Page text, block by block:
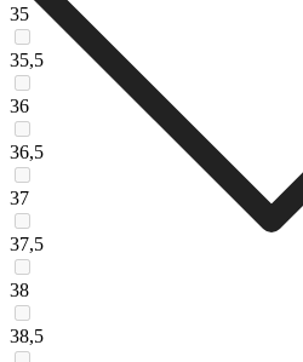
35
35,5
36
36,5
37
37,5
38
38,5